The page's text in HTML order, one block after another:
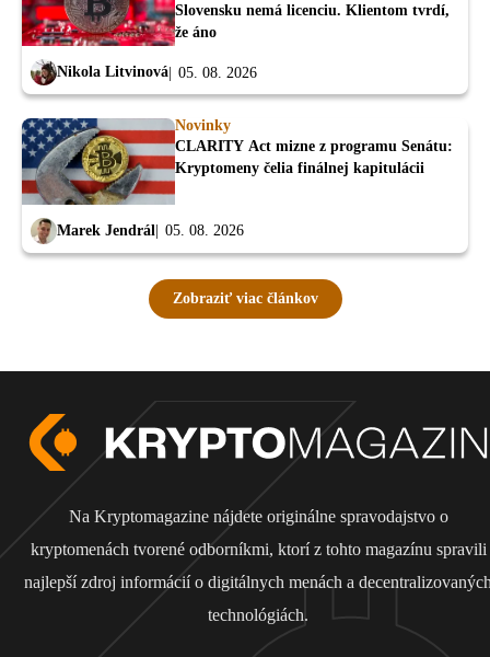
Slovensku nemá licenciu. Klientom tvrdí,
že áno
Nikola Litvinová 05. 08. 2026
Novinky
CLARITY Act mizne z programu Senátu:
Kryptomeny čelia finálnej kapitulácii
Marek Jendrál 05. 08. 2026
Zobraziť viac článkov
Na Kryptomagazine nájdete originálne spravodajstvo o
kryptomenách tvorené odborníkmi, ktorí z tohto magazínu spravili
najlepší zdroj informácií o digitálnych menách a
technológiách.